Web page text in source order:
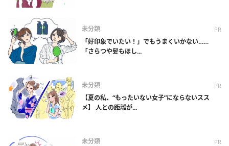
未分類 PR
「好印象でいたい！」でもうまくいかない……
「さらつや髪もほし...
未分類 PR
【夏の私、“もったいない女子”にならないスス
メ】 人との距離が...
未分類 PR